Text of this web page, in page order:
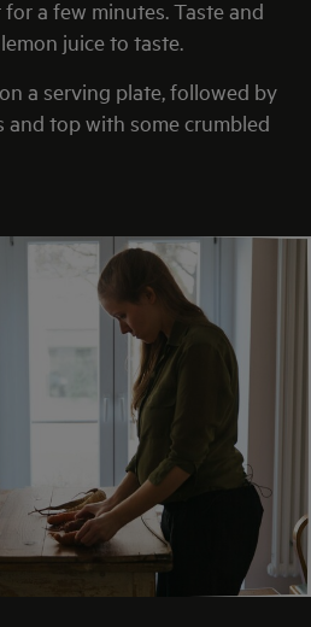
a few minutes. Taste and
juice to taste.
a serving plate, followed by
and top with some crumbled